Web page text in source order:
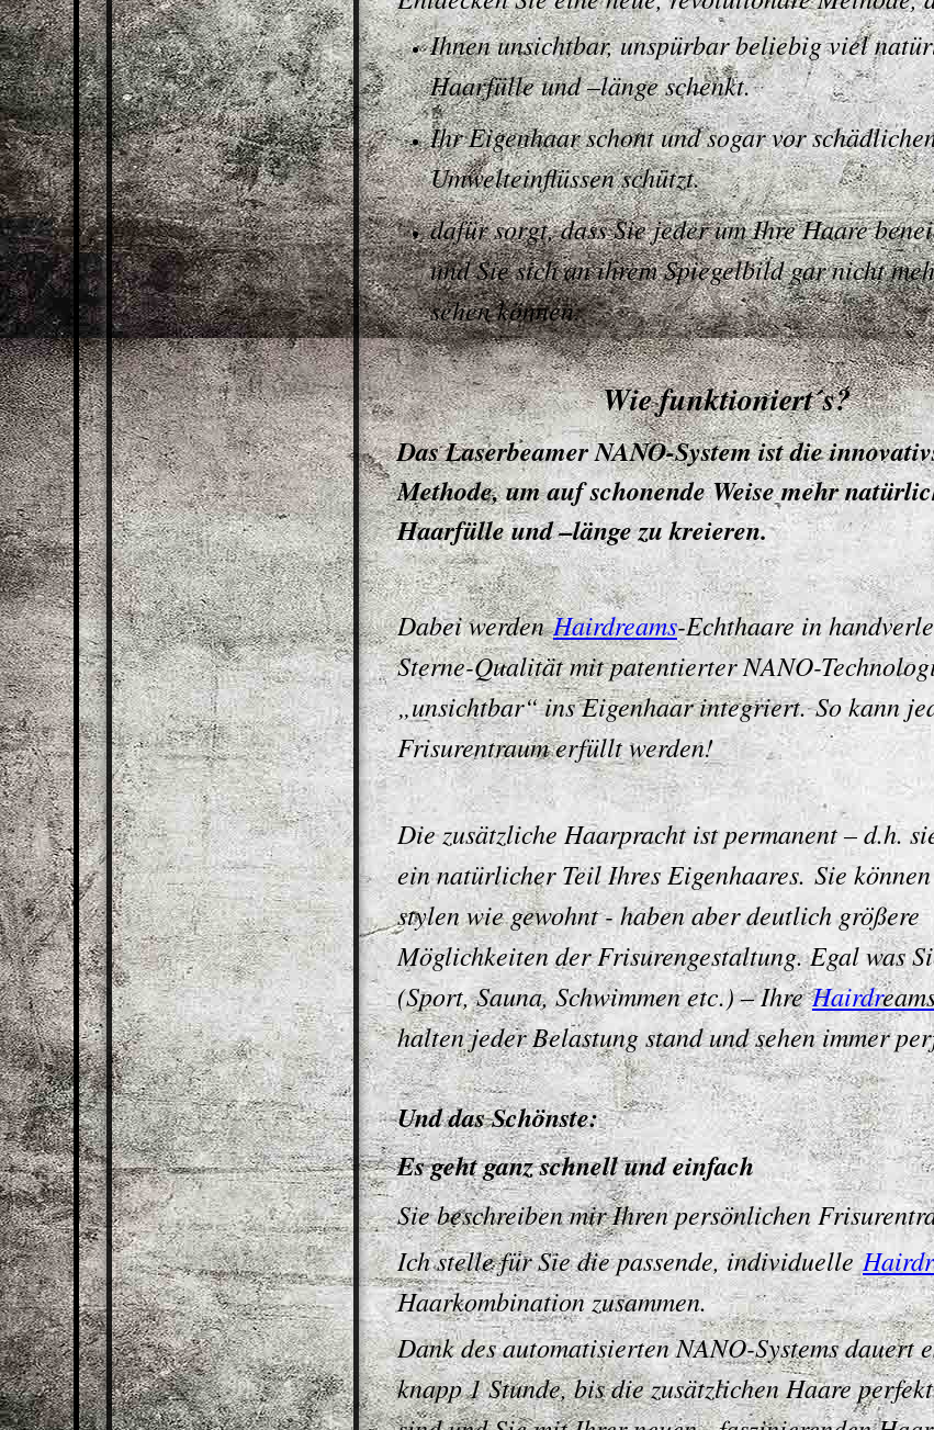
Ihnen unsichtbar, unspürbar beliebig viel
Haarfülle und –länge schenkt.
Ihr Eigenhaar schont und sogar vor
Umwelteinflüssen schützt.
dafür sorgt, dass Sie jeder um Ihre Haare
und Sie sich an ihrem Spiegelbild gar nicht
sehen können.
Wie funktioniert´s?
Das Laserbeamer NANO-System ist die
Methode, um auf schonende Weise mehr
Haarfülle und –länge zu kreieren.
Dabei werden Hairdreams-Echthaare in
Sterne-Qualität mit patentierter NANO-
„unsichtbar“ ins Eigenhaar integriert.So kann
Frisurentraum erfüllt werden!
Die zusätzliche Haarpracht ist permanent – d.h.
ein natürlicher Teil Ihres Eigenhaares.Sie
stylen wie gewohnt - haben aber deutlich größere
Möglichkeiten der Frisurengestaltung. Egal was
(Sport, Sauna, Schwimmen etc.) – IhreHairdr
halten jeder Belastung stand und sehen immer
Und das Schönste:
Es geht ganz schnell und einfach
Sie beschreiben mir Ihren persönlichen
Ich stelle für Sie die passende, individuelle
Haarkombination zusammen.
Dank des automatisierten NANO-Systems dauert
knapp 1 Stunde, bis die zusätzlichen Haare